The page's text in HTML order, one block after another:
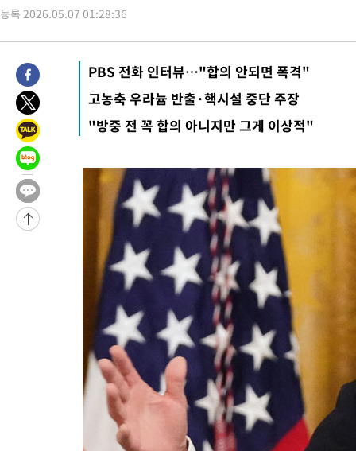
1시간 전 >[속보]종합특검, '계엄 수용공간 확보' 신용해 前교정본부장 기소
1시간 전 >외신들도 주목한 韓축구 파문…"국민적 공분에 수사 재개"
1시간 전 >
11시간 압수수색에 성접대 파문까지…'쑥대밭' 된 축구협회
2시간 전 >
[속보]규제합리화위원회 부위원장에 김태유 서울대 공대 교수…이
후임
-21930초 전 >
이강인, 폭염 속 AT마드리드 첫 훈련…80명 식사 대접까지(종
-19069초 전 >
미 사업체 일자리, 7월에 2.3만개 순감하고 그 전 2개월 10.3
하향수정 (2보)
-18517초 전 >
-14380초 전 >
[속보]이 대통령 "부동산 공급 기존 사고방식 매달리지 말고 과
실천"
-13465초 전 >
이란, "오만과 '중앙 단일 루트' 합의…북쪽 인바운드·남쪽 아
운드는 임시"
-5033초 전 >
"낮 기온 소폭 하락"…수도권 폭염중대경보, 폭염경보로 하향
[속보]이 대통령, '호우피해' 안동·의성 관할 4개 면 특별재난지
[단독]중수청 지원 검사들, 정원 초과 시 낮은 계급 임용…희망
낮 최고 37도 찜통더위…곳곳 소나기·강원 많은 비[내일날씨]
SK하이닉스, 용인·청주 팹에 54조 투자…"AI 메모리 수요 선
여자배구 이재영·이다영 자매, 아제르바이잔 투란VC 입단
외국인 심판 성 접대 7경기 들여다보니…한국 축구 '5승 2무'
[속보]코스닥, 2.86포인트(0.36%) 내린 798.81마감
[속보]코스피, 6200선 약보합…0.60% 내린 6258.77에 마쳐
[속보]원·달러 환율, 7.7원 내린 1416.1원 마감
[속보] 노원서 40.1도 관측…서울, 2018년 이후 첫 40도
등록 2026.05.07 01:28:36
PBS 전화 인터뷰…"합의 안되면 폭격"
고농축 우라늄 반출·핵시설 중단 주장
"방중 전 꼭 합의 아니지만 그게 이상적"